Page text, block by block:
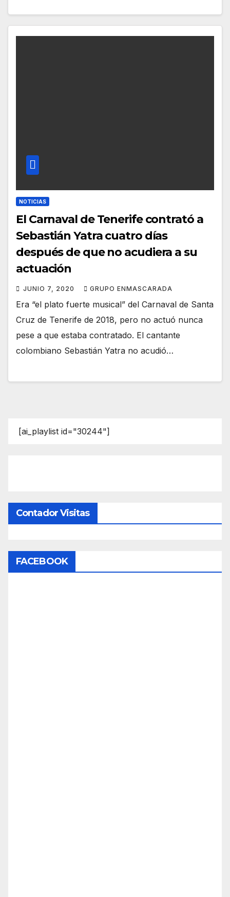
NOTICIAS
El Carnaval de Tenerife contrató a
Sebastián Yatra cuatro días
después de que no acudiera a su
actuación
JUNIO 7, 2020 GRUPO ENMASCARADA
Era “el plato fuerte musical” del Carnaval de Santa
Cruz de Tenerife de 2018, pero no actuó nunca
pese a que estaba contratado. El cantante
colombiano Sebastián Yatra no acudió…
[ai_playlist id="30244"]
Contador Visitas
FACEBOOK